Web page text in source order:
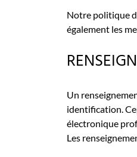
Notre politique
également les
Un
identification.
électronique
Les